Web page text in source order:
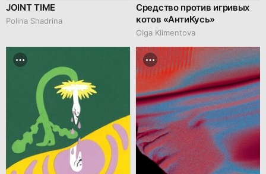
JOINT TIME
Polina Shadrina
Средство против игривых
котов «АнтиКусь»
Olga Klimentova